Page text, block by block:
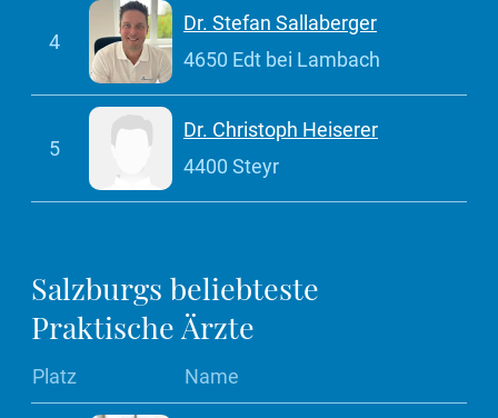
4
Dr. Stefan Sallaberger
4650 Edt bei Lambach
5
Dr. Christoph Heiserer
4400 Steyr
Salzburgs beliebteste
Praktische Ärzte
Platz Name